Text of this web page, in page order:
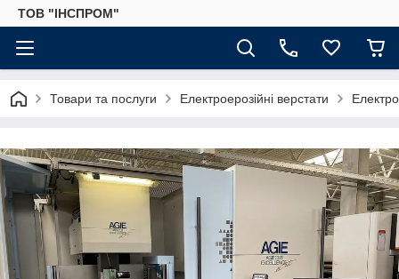
ТОВ "ІНСПРОМ"
Товари та послуги Електроерозійні верстати